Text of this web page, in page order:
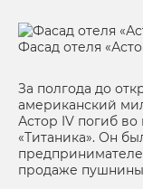
Фасад отеля
За полгода до
американский
Астор IV погиб
«Титаника». Он
продаже